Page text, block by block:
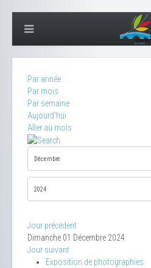
Par année
Par mois
Par semaine
Aujourd'hui
Aller au mois
Jour précédent
Dimanche 01 Décembre 2024
Jour suivant
Exposition de photographies